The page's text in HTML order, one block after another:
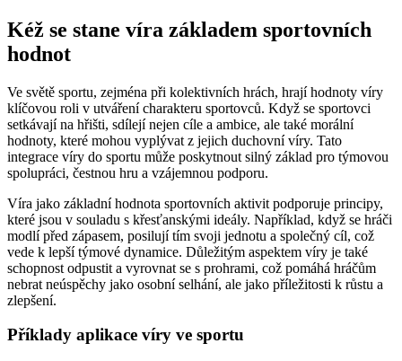
Kéž se stane víra základem sportovních
hodnot
Ve světě sportu, zejména při kolektivních hrách, hrají hodnoty víry
klíčovou roli v utváření charakteru sportovců. Když se sportovci
setkávají na hřišti, sdílejí nejen cíle a ambice, ale také morální
hodnoty, které mohou vyplývat z jejich duchovní víry. Tato
integrace víry do sportu může poskytnout silný základ pro týmovou
spolupráci, čestnou hru a vzájemnou podporu.
Víra jako základní hodnota sportovních aktivit podporuje principy,
které jsou v souladu s křesťanskými ideály. Například, když se hráči
modlí před zápasem, posilují tím svoji jednotu a společný cíl, což
vede k lepší týmové dynamice. Důležitým aspektem víry je také
schopnost odpustit a vyrovnat se s prohrami, což pomáhá hráčům
nebrat neúspěchy jako osobní selhání, ale jako příležitosti k růstu a
zlepšení.
Příklady aplikace víry ve sportu